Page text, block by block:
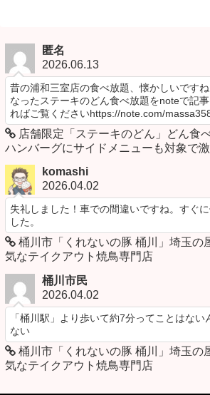
匿名
2026.06.13
昔の浦和三室店の食べ放題、懐かしいです
なったステーキのどん食べ放題をnoteで記
ればご覧くださいhttps://note.com/
店舗限定「ステーキのどん」どん食
ハンバーグにサイドメニューも対象で
komashi
2026.04.02
失礼しました！車での間違いですね。すぐ
した。
桶川市「くれないの豚 桶川」埼玉の
気なテイクアウト焼鳥専門店
桶川市民
2026.04.02
「桶川駅」より歩いて約7分ってことはない
ない
桶川市「くれないの豚 桶川」埼玉の
気なテイクアウト焼鳥専門店